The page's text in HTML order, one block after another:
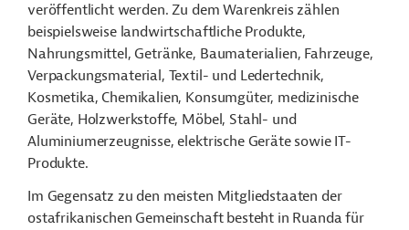
veröffentlicht werden. Zu dem Warenkreis zählen
beispielsweise landwirtschaftliche Produkte,
Nahrungsmittel, Getränke, Baumaterialien, Fahrzeuge,
Verpackungsmaterial, Textil- und Ledertechnik,
Kosmetika, Chemikalien, Konsumgüter, medizinische
Geräte, Holzwerkstoffe, Möbel, Stahl- und
Aluminiumerzeugnisse, elektrische Geräte sowie IT-
Produkte.
Im Gegensatz zu den meisten Mitgliedstaaten der
ostafrikanischen Gemeinschaft besteht in Ruanda für